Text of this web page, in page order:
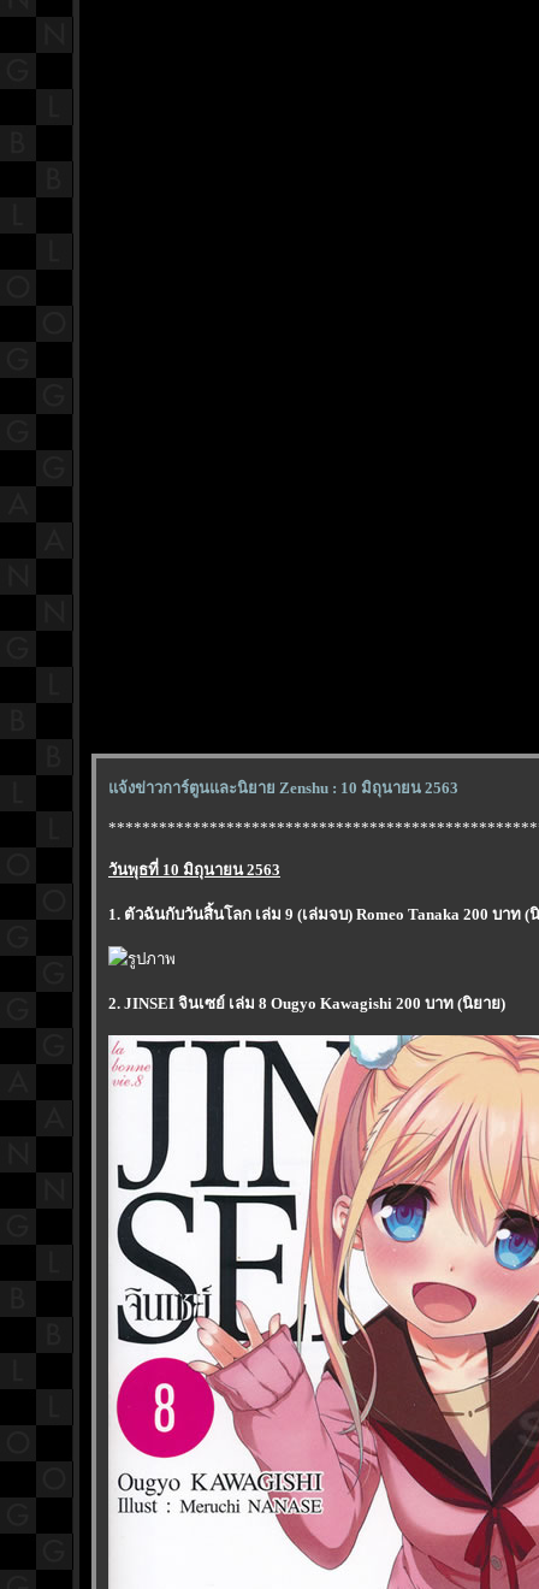
จ้งข่าวการ์ตูนและนิยาย Zenshu : 10 มิถุนายน 2563
วันพุธที่ 10 มิถุนายน 2563
1. ตัวฉันกับวันสิ้นโลก เล่ม 9 (เล่มจบ) Romeo Tanaka 200 บาท (
2. JINSEI จินเซย์ เล่ม 8 Ougyo Kawagishi 200 บาท (นิยาย)